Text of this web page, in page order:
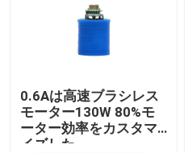
0.6Aは高速ブラシレス
モーター130W 80%モ
ーター効率をカスタマ
イズした